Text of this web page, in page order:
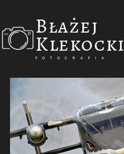
Błażej
Klekocki
fotografia